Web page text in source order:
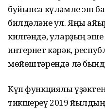
буйынса күләмле эш
билдәләне ул. Яңы
килгәндә, уларҙың
интернет кәрәк,
мөйөштәрендә лә
Күп функциялы
тикшереү 2019